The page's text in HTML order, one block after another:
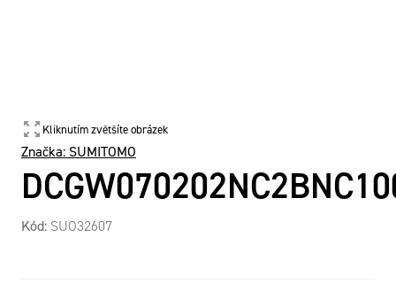
Kliknutím zvětšíte obrázek
Značka: SUMITOMO
Kód: SUO32607